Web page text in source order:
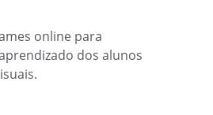
online para
dos alunos